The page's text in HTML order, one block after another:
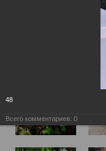
48
Всего комментариев: 0